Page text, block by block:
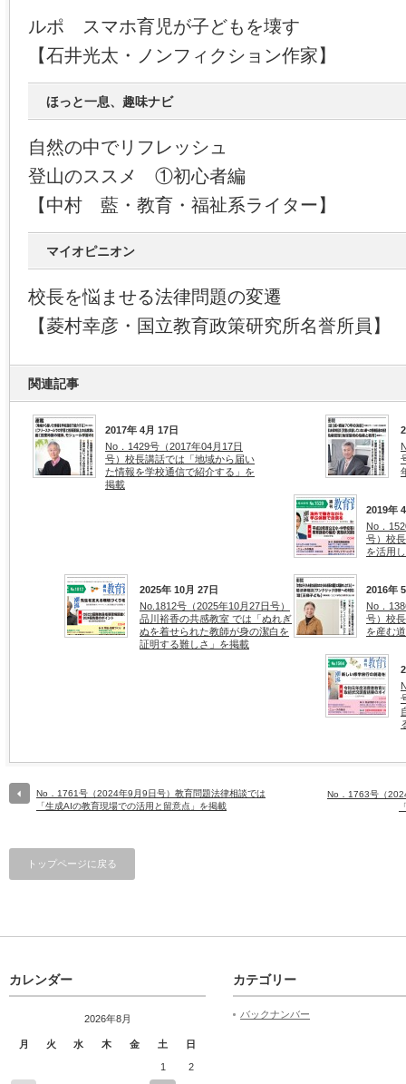
ルポ スマホ育児が子どもを壊す
【石井光太・ノンフィクション作家】
ほっと一息、趣味ナビ
自然の中でリフレッシュ
登山のススメ ①初心者編
【中村 藍・教育・福祉系ライター】
マイオピニオン
校長を悩ませる法律問題の変遷
【菱村幸彦・国立教育政策研究所名誉所員】
関連記事
2017年 4月 17日
No．1429号（2017年04月17日
号）校長講話では「地域から届い
た情報を学校通信で紹介する」を
掲載
2019年
No．
号）校
を活用
2025年 10月 27日
No.1812号（2025年10月27日号）
品川裕香の共感教室 では「ぬれぎ
ぬを着せられた教師が身の潔白を
証明する難しさ」を掲載
2016年
No．
号）校
を産む
No．1761号（2024年9月9日号）教育問題法律相談では
「生成AIの教育現場での活用と留意点」を掲載
No．1763号（
トップページに戻る
カレンダー
2026年8月
月 火 水 木 金 土 日
1 2
カテゴリー
バックナンバー